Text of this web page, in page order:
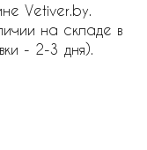
Vetiver.by.
на складе в
- 2-3 дня).